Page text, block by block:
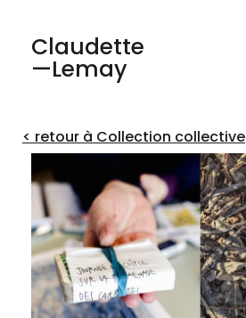
Claudette
—Lemay
< retour à Collection collective